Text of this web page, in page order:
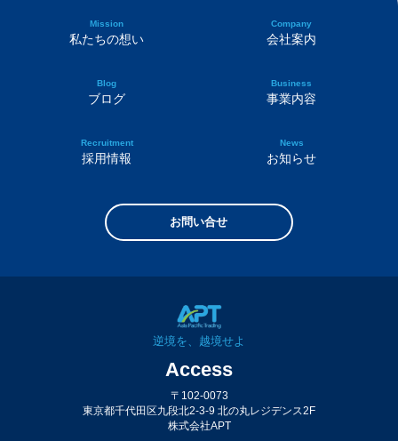
逆境を、越境せよ
Access
〒102-0073
東京都千代田区九段北2-3-9 北の丸レジデンス2F
株式会社APT
Mission
私たちの想い
Company
会社案内
Blog
ブログ
Business
事業内容
Recruitment
採用情報
News
お知らせ
お問い合せ